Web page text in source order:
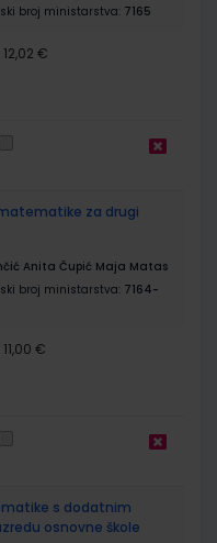
broj ministarstva: 7165
12,02 €
matematike za drugi
Anita Čupić Maja Matas
broj ministarstva: 7164-
11,00 €
s dodatnim
osnovne škole